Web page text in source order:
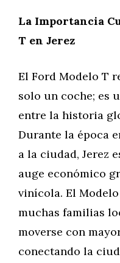
La Importancia
T en Jerez
El Ford Modelo T
solo un coche; es
entre la historia
Durante la época
a la ciudad, Jerez
auge económico
vinícola. El
muchas familias
moverse con
conectando la